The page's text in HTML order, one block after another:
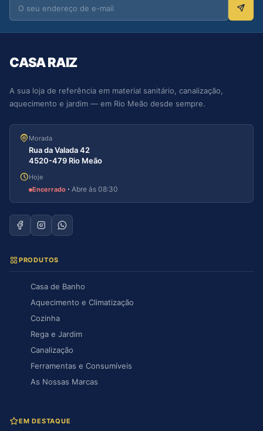
CASA RAIZ
A sua loja de referência em material sanitário, canalização,
aquecimento e jardim — em Rio Meão desde sempre.
Morada
Rua da Valada 42
4520-479 Rio Meão
Hoje
Encerrado · Abre às 08:30
PRODUTOS
Casa de Banho
Aquecimento e Climatização
Cozinha
Rega e Jardim
Canalização
Ferramentas e Consumíveis
As Nossas Marcas
EM DESTAQUE